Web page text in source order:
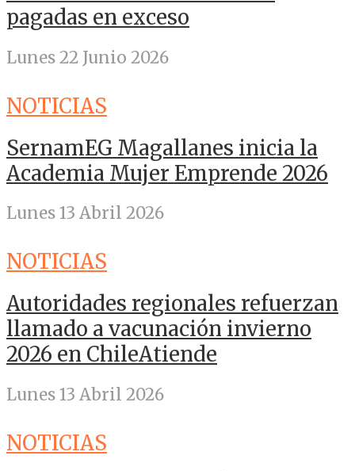
pagadas en exceso
Lunes 22 Junio 2026
NOTICIAS
SernamEG Magallanes inicia la
Academia Mujer Emprende 2026
Lunes 13 Abril 2026
NOTICIAS
Autoridades regionales refuerzan
llamado a vacunación invierno
2026 en ChileAtiende
Lunes 13 Abril 2026
NOTICIAS